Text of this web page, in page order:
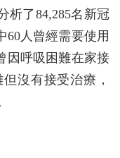
析了84,285名新冠
60人曾經需要使用
因呼吸困難在家接
沒有接受治療，